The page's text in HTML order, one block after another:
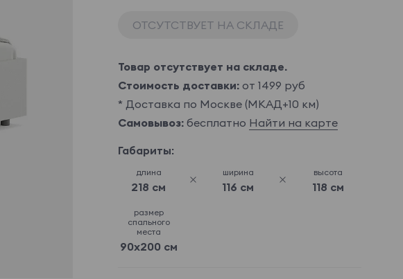
ОТСУТСТВУЕТ НА СКЛАДЕ
Товар отсутствует на складе.
Стоимость доставки:от 1499 руб
* Доставка по Москве (МКАД+10 км)
Самовывоз:бесплатно Найти на карте
Габариты:
длина
218 см
ширина
116 см
высота
118 см
размер
спального
места
90x200 см